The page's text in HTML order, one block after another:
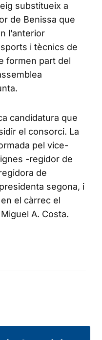
substitueix a
de Benissa que
l’anterior
i tècnics de
formen part del
candidatura que
el consorci. La
pel vice-
-regidor de
de
segona, i
el càrrec el
A. Costa.